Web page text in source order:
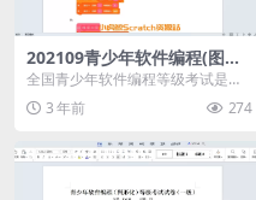
202109青少年软件编程(图形
化)等级考试试卷四级(含答案)
全国青少年软件编程等级考试是由
中国电子学会发起的面向青少年软
件编程能力水平的社会...
3 年前 274